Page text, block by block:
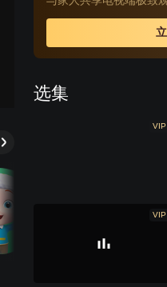
师徒四人修成正果的过程。
选集
VIP
VIP